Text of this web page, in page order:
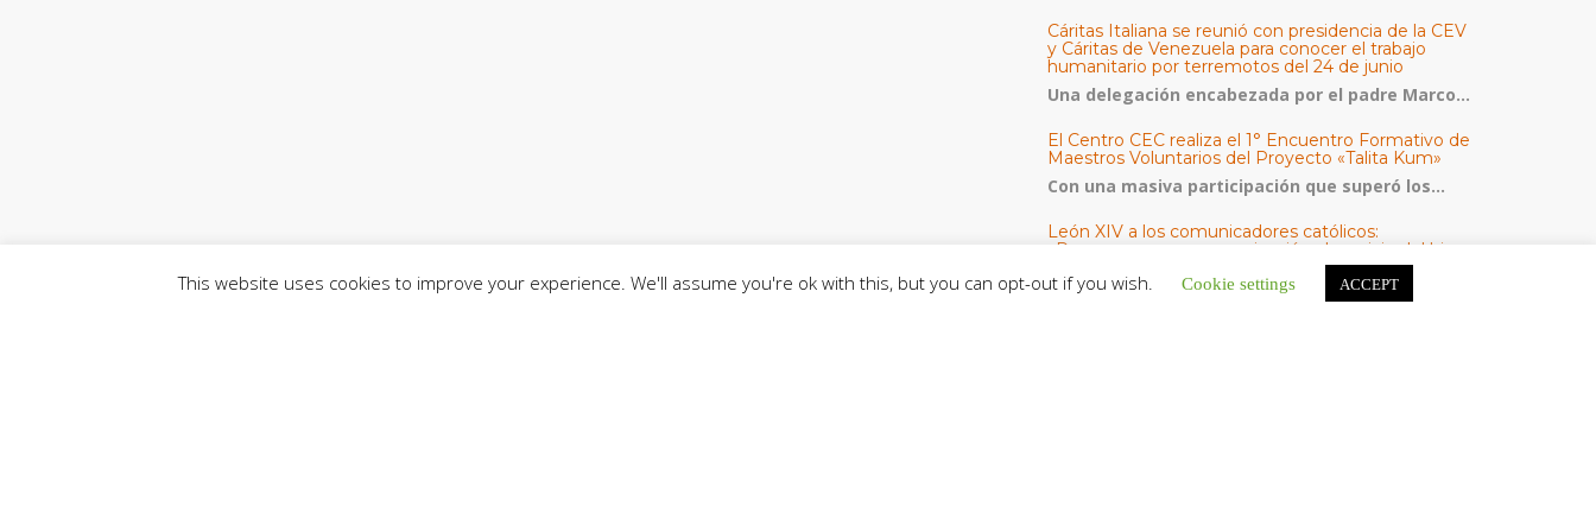
Cáritas Italiana se reunió con presidencia de la CEV
y Cáritas de Venezuela para conocer el trabajo
humanitario por terremotos del 24 de junio
Una delegación encabezada por el padre Marco...
El Centro CEC realiza el 1° Encuentro Formativo de
Maestros Voluntarios del Proyecto «Talita Kum»
Con una masiva participación que superó los...
León XIV a los comunicadores católicos:
«Promuevan una comunicación al servicio del bien
En un mensaje enviado al Congreso Mundial...
This website uses cookies to improve your experience. We'll assume you're ok with this, but you can opt-out if you wish. Cookie settings ACCEPT